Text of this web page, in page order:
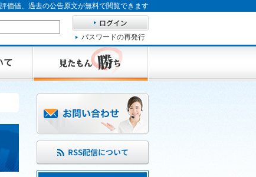
価値、過去の公告原文が無料で閲覧できます
パスワードの再発行